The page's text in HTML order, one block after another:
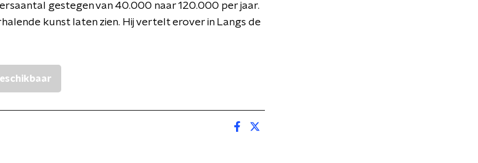
gestegen van 40.000 naar 120.000 per jaar.
kunst laten zien. Hij vertelt erover in Langs de